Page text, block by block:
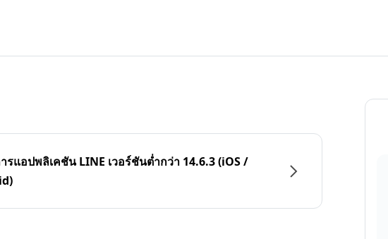
แอปพลิเคชัน LINE เวอร์ชันต่ำกว่า 14.6.3 (iOS /